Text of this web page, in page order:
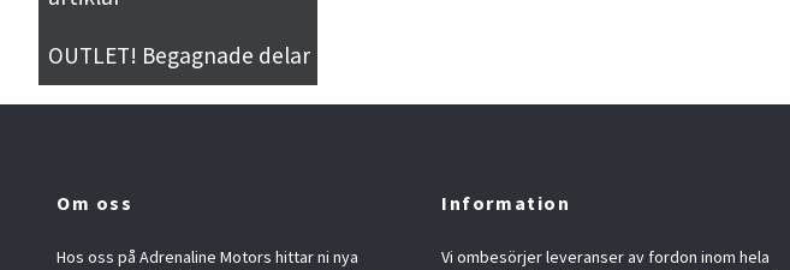
OUTLET! Begagnade delar
Om oss
Hos oss på Adrenaline Motors hittar ni nya
Information
Vi ombesörjer leveranser av fordon inom hela